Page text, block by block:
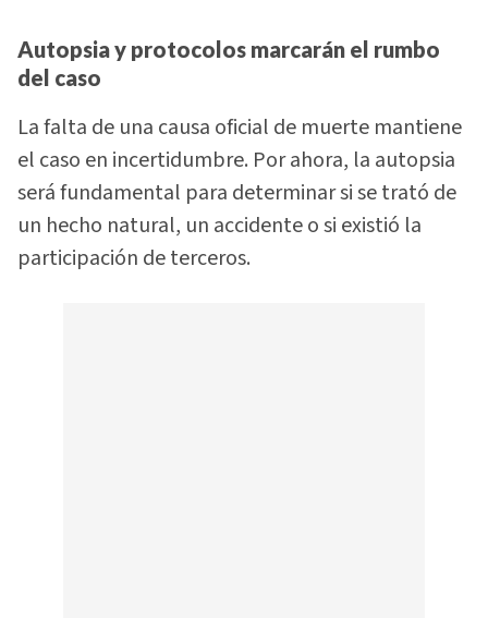
Autopsia y protocolos marcarán el rumbo
del caso
La falta de una causa oficial de muerte mantiene
el caso en incertidumbre. Por ahora, la autopsia
será fundamental para determinar si se trató de
un hecho natural, un accidente o si existió la
participación de terceros.